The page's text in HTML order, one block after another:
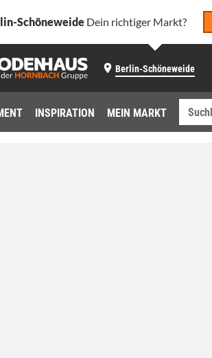
Schöneweide Dein richtiger Markt?
Berlin-Schöneweide
INSPIRATION MEIN MARKT